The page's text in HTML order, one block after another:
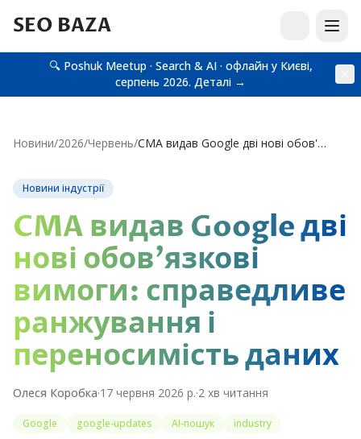
SEO BAZA
🔍 Poshuk Meetup · Search & AI · офлайн у Києві,
серпень 2026. Деталі →
Новини/2026/Червень/ CMA видав Google дві нові обов'язкові вимоги: справедливе ранжування і переносимість даних
Новини індустрії
CMA видав Google дві
нові обов'язкові
вимоги: справедливе
ранжування і
переносимість даних
Олеся Коробка·17 червня 2026 р.·2 хв читання
Google google-updates AI-пошук industry